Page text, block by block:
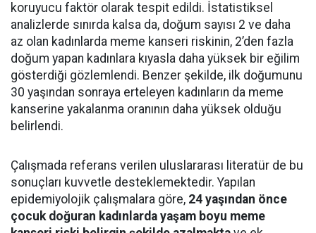
koruyucu faktör olarak tespit edildi. İstatistiksel
analizlerde sınırda kalsa da, doğum sayısı 2 ve daha
az olan kadınlarda meme kanseri riskinin, 2’den fazla
doğum yapan kadınlara kıyasla daha yüksek bir eğilim
gösterdiği gözlemlendi. Benzer şekilde, ilk doğumunu
30 yaşından sonraya erteleyen kadınların da meme
kanserine yakalanma oranının daha yüksek olduğu
belirlendi.
Çalışmada referans verilen uluslararası literatür de bu
sonuçları kuvvetle desteklemektedir. Yapılan
epidemiyolojik çalışmalara göre, 24 yaşından önce
çocuk doğuran kadınlarda yaşam boyu meme